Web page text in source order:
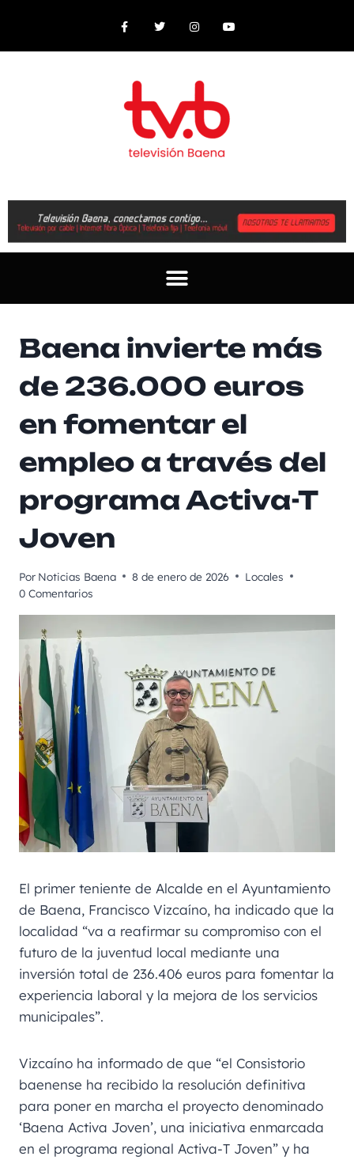
Baena invierte más
de 236.000 euros
en fomentar el
empleo a través del
programa Activa-T
Joven
Por Noticias Baena 8 de enero de 2026
Locales
0 Comentarios
El primer teniente de Alcalde en el Ayuntamiento
de Baena, Francisco Vizcaíno, ha indicado que la
localidad “va a reafirmar su compromiso con el
futuro de la juventud local mediante una
inversión total de 236.406 euros para fomentar la
experiencia laboral y la mejora de los servicios
municipales”.
Vizcaíno ha informado de que “el Consistorio
baenense ha recibido la resolución definitiva
para poner en marcha el proyecto denominado
‘Baena Activa Joven’, una iniciativa enmarcada
en el programa regional Activa-T Joven” y ha